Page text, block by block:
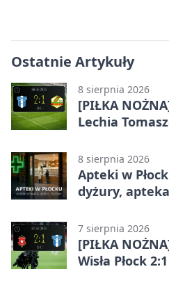
Ostatnie Artykuły
8 sierpnia 2026
[PIŁKA
Lechia
8 sierpnia 2026
Apteki w
dyżury,
7 sierpnia 2026
[PIŁKA
Wisła Płock